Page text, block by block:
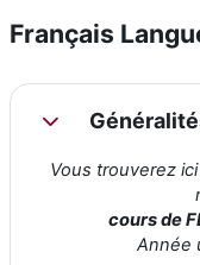
Français
Résumé de
Replier
Vous trouverez
cours de
Année